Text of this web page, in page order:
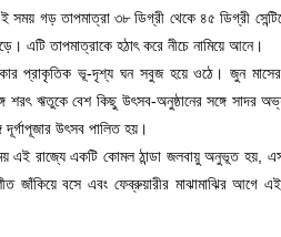
সময় গড় তাপমাত্রা ৩৮ ডিগ্রী থেকে ৪৫ ডিগ্রী
এটি তাপমাত্রাকে হঠাৎ করে নীচে নামিয়ে আনে।
প্রাকৃতিক ভূ-দৃশ্য ঘন সবুজ হয়ে ওঠে। জুন
শরৎ ঋতুকে বেশ কিছু উৎসব-অনুষ্ঠানের সঙ্গে সাদর
উৎসব পালিত হয়।
রাজ্যে একটি কোমল ঠান্ডা জলবায়ু অনুভূত হয়,
জাঁকিয়ে বসে এবং ফেব্রুয়ারীর মাঝামাঝির